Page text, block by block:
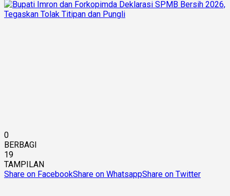
0
BERBAGI
19
TAMPILAN
Share on FacebookShare on WhatsappShare on Twitter